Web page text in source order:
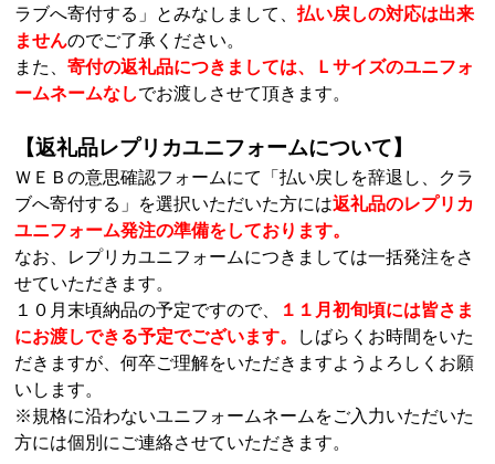
ラブへ寄付する」とみなしまして、払い戻しの対応は出来
ませんのでご了承ください。
また、寄付の返礼品につきましては、Ｌサイズのユニフォ
ームネームなしでお渡しさせて頂きます。
【返礼品レプリカユニフォームについて】
ＷＥＢの意思確認フォームにて「払い戻しを辞退し、クラ
ブへ寄付する」を選択いただいた方には返礼品のレプリカ
ユニフォーム発注の準備をしております。
なお、レプリカユニフォームにつきましては一括発注をさ
せていただきます。
１０月末頃納品の予定ですので、
１１月初旬頃には皆さま
にお渡しできる予定でございます。
しばらくお時間をいた
だきますが、何卒ご理解をいただきますようよろしくお願
いします。
※規格に沿わないユニフォームネームをご入力いただいた
方には個別にご連絡させていただきます。